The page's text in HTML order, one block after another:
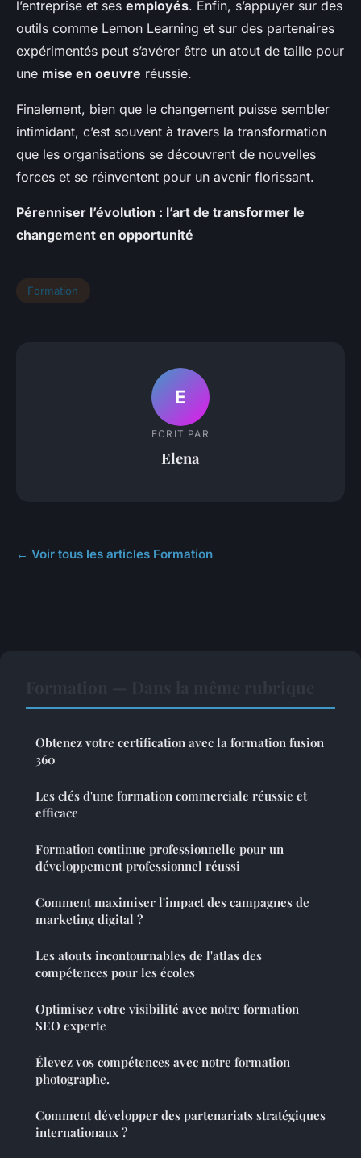
l’entreprise et ses employés. Enfin, s’appuyer sur des
outils comme Lemon Learning et sur des partenaires
expérimentés peut s’avérer être un atout de taille pour
une mise en oeuvre réussie.
Finalement, bien que le changement puisse sembler
intimidant, c’est souvent à travers la transformation
que les organisations se découvrent de nouvelles
forces et se réinventent pour un avenir florissant.
Pérenniser l’évolution : l’art de transformer le
changement en opportunité
Formation
E
ECRIT PAR
Elena
← Voir tous les articles Formation
Obtenez votre certification avec la formation fusion
360
Les clés d'une formation commerciale réussie et
efficace
Formation continue professionnelle pour un
développement professionnel réussi
Comment maximiser l'impact des campagnes de
marketing digital ?
Les atouts incontournables de l'atlas des
compétences pour les écoles
Optimisez votre visibilité avec notre formation
SEO experte
Élevez vos compétences avec notre formation
photographe.
Comment développer des partenariats stratégiques
internationaux ?